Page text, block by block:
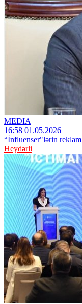
MEDIA
16:58 01.05.2026
“İnfluenser"lərin
Heydərli